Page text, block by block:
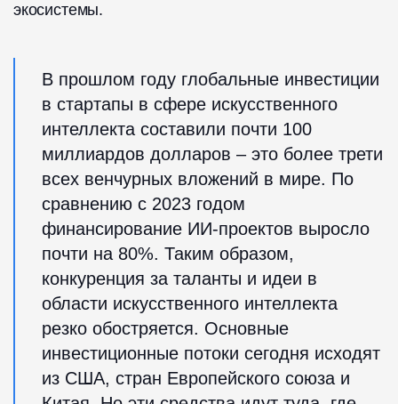
экосистемы.
В прошлом году глобальные инвестиции
в стартапы в сфере искусственного
интеллекта составили почти 100
миллиардов долларов – это более трети
всех венчурных вложений в мире. По
сравнению с 2023 годом
финансирование ИИ-проектов выросло
почти на 80%. Таким образом,
конкуренция за таланты и идеи в
области искусственного интеллекта
резко обостряется. Основные
инвестиционные потоки сегодня исходят
из США, стран Европейского союза и